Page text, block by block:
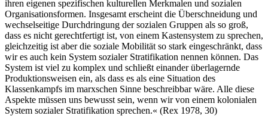
ihren eigenen spezifischen kulturellen Merkmalen und sozialen
Organisationsformen. Insgesamt erscheint die Überschneidung und
wechselseitige Durchdringung der sozialen Gruppen als so groß,
dass es nicht gerechtfertigt ist, von einem Kastensystem zu sprechen,
gleichzeitig ist aber die soziale Mobilität so stark eingeschränkt, dass
wir es auch kein System sozialer Stratifikation nennen können. Das
System ist viel zu komplex und schließt einander überlagernde
Produktionsweisen ein, als dass es als eine Situation des
Klassenkampfs im marxschen Sinne beschreibbar wäre. Alle diese
Aspekte müssen uns bewusst sein, wenn wir von einem kolonia­len
System sozialer Stratifikation sprechen.« (Rex 1978, 30)